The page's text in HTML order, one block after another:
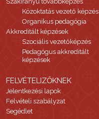
Közoktatás vezető képzés
Organikus pedagógia
Akkreditált képzések
Szociális vezetőképzés
Pedagógus akkreditált
képzések
FELVÉTELIZŐKNEK
Jelentkezési lapok
Felvételi szabályzat
Segédlet